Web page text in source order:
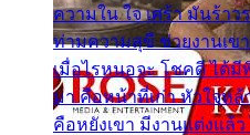
ความใน ใจ เศร้า มันร้า
ท่ามความสุขี ช่วยงานเข
เมื่อไรหนอจะ โชคดี ได้
มา คือหน้าที่เก่า หัวใจห
คือหยังเขา มีงานแต่งแล้